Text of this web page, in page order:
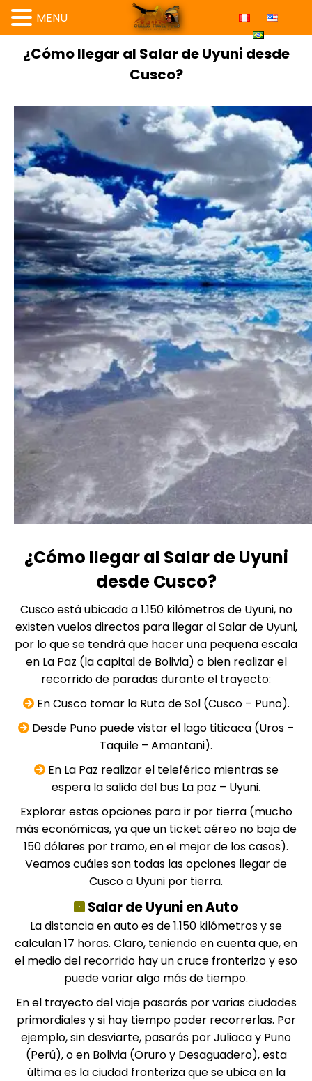
¿Cómo llegar al Salar de Uyuni desde
Cusco?
¿Cómo llegar al Salar de Uyuni
desde Cusco?
Cusco está ubicada a 1.150 kilómetros de Uyuni, no
existen vuelos directos para llegar al Salar de Uyuni,
por lo que se tendrá que hacer una pequeña escala
en La Paz (la capital de Bolivia) o bien realizar el
recorrido de paradas durante el trayecto:
En Cusco tomar la Ruta de Sol (Cusco – Puno).
Desde Puno puede vistar el lago titicaca (Uros –
Taquile – Amantani).
En La Paz realizar el teleférico mientras se
espera la salida del bus La paz – Uyuni.
Explorar estas opciones para ir por tierra (mucho
más económicas, ya que un ticket aéreo no baja de
150 dólares por tramo, en el mejor de los casos).
Veamos cuáles son todas las opciones llegar de
Cuscoa Uyuni por tierra.
Salar de Uyuni en Auto
La distancia en auto es de 1.150 kilómetros y se
calculan 17 horas. Claro, teniendo en cuenta que, en
el medio del recorrido hay un cruce fronterizo y eso
puede variar algo más de tiempo.
En el trayecto del viaje pasarás por varias ciudades
primordiales y si hay tiempo poder recorrerlas. Por
ejemplo, sin desviarte, pasarás por Juliaca y Puno
(Perú), o en Bolivia(Oruro y Desaguadero), esta
última es la ciudad fronteriza que se ubica en la
MENU